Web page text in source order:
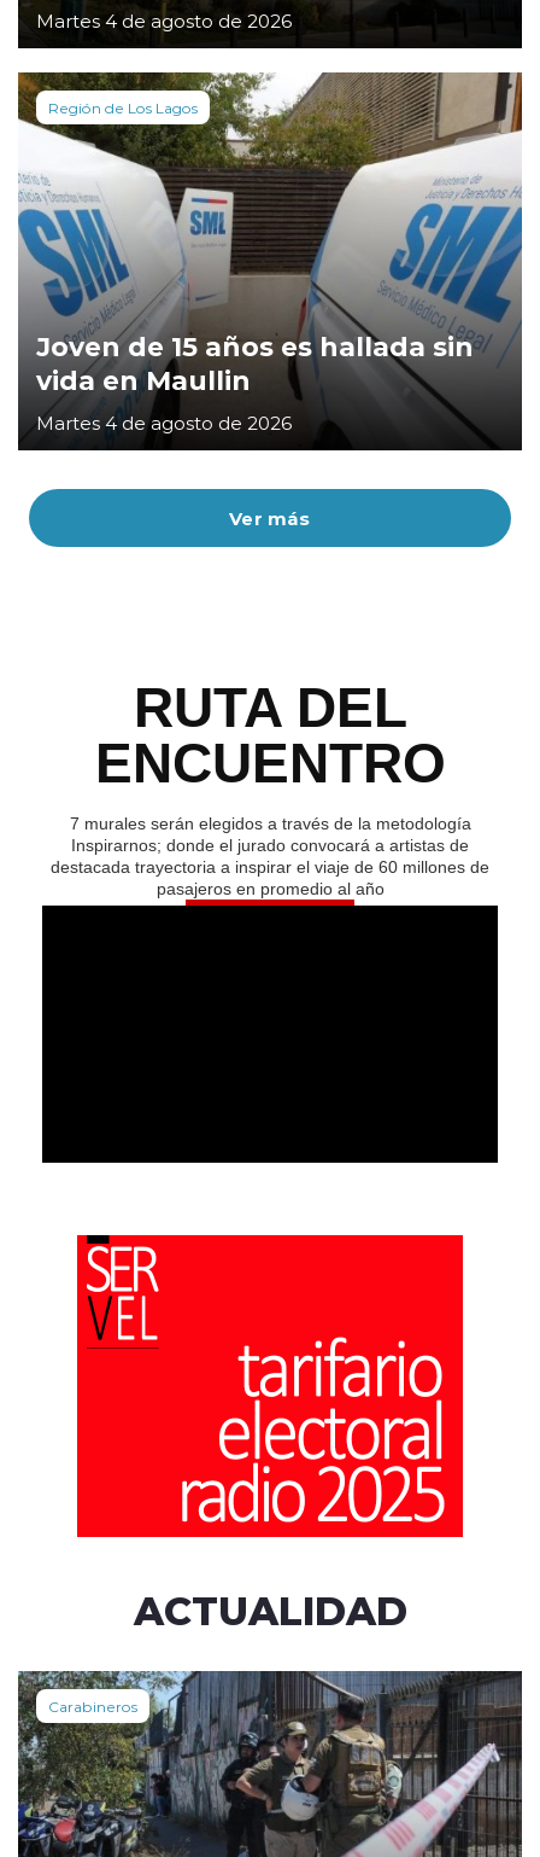
Ver más
Martes 4 de agosto de 2026
Región de Los Lagos
Joven de 15 años es hallada sin
vida en Maullin
Martes 4 de agosto de 2026
RUTA DEL
ENCUENTRO
7 murales serán elegidos a través de la metodología
Inspirarnos; donde el jurado convocará a artistas de
destacada trayectoria a inspirar el viaje de 60 millones de
pasajeros en promedio al año
ACTUALIDAD
Carabineros